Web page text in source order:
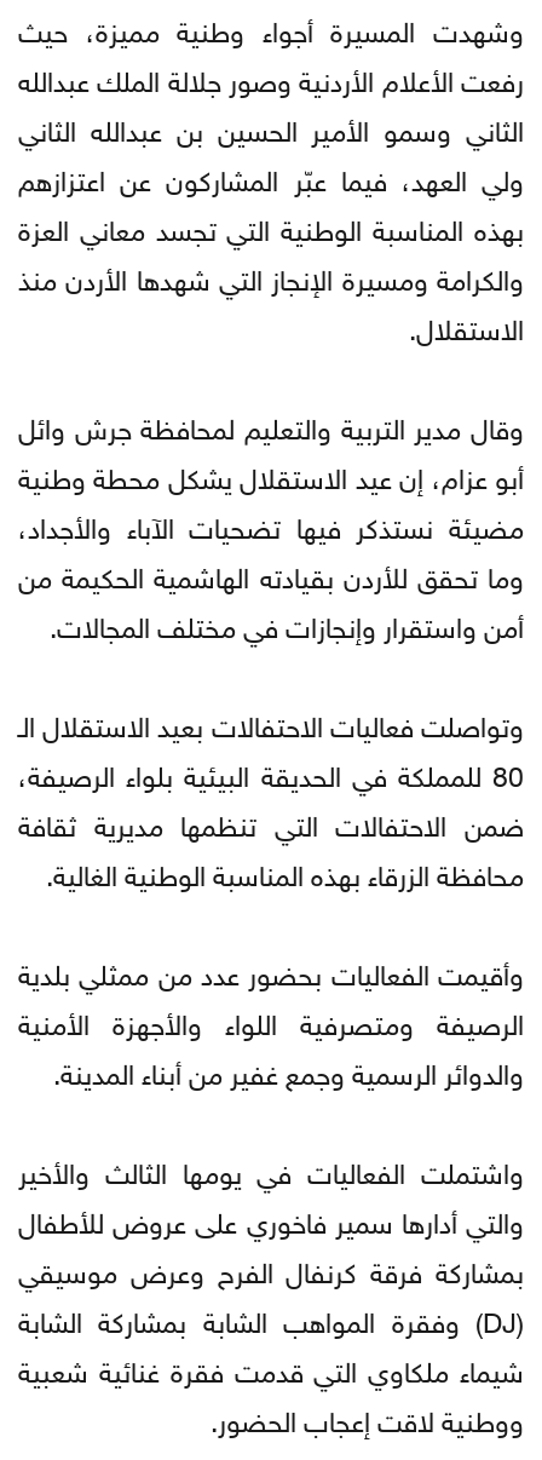
وشهدت المسيرة أجواء وطنية مميزة، حيث
رفعت الأعلام الأردنية وصور جلالة الملك عبدالله
الثاني وسمو الأمير الحسين بن عبدالله الثاني
ولي العهد، فيما عبّر المشاركون عن اعتزازهم
بهذه المناسبة الوطنية التي تجسد معاني العزة
والكرامة ومسيرة الإنجاز التي شهدها الأردن منذ
الاستقلال.
وقال مدير التربية والتعليم لمحافظة جرش وائل
أبو عزام، إن عيد الاستقلال يشكل محطة وطنية
مضيئة نستذكر فيها تضحيات الآباء والأجداد،
وما تحقق للأردن بقيادته الهاشمية الحكيمة من
أمن واستقرار وإنجازات في مختلف المجالات.
وتواصلت فعاليات الاحتفالات بعيد الاستقلال الـ
80 للمملكة في الحديقة البيئية بلواء الرصيفة،
ضمن الاحتفالات التي تنظمها مديرية ثقافة
محافظة الزرقاء بهذه المناسبة الوطنية الغالية.
وأقيمت الفعاليات بحضور عدد من ممثلي بلدية
الرصيفة ومتصرفية اللواء والأجهزة الأمنية
والدوائر الرسمية وجمع غفير من أبناء المدينة.
واشتملت الفعاليات في يومها الثالث والأخير
والتي أدارها سمير فاخوري على عروض للأطفال
بمشاركة فرقة كرنفال الفرح وعرض موسيقي
(DJ) وفقرة المواهب الشابة بمشاركة الشابة
شيماء ملكاوي التي قدمت فقرة غنائية شعبية
ووطنية لاقت إعجاب الحضور.